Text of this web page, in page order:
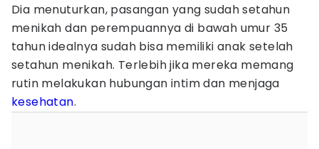
Dia menuturkan, pasangan yang sudah setahun
menikah dan perempuannya di bawah umur 35
tahun idealnya sudah bisa memiliki anak setelah
setahun menikah. Terlebih jika mereka memang
rutin melakukan hubungan intim dan menjaga
kesehatan.